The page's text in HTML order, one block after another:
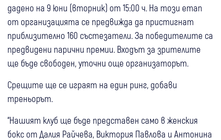
дадено на 9 юни (вторник) от 15:00 ч. На този етап
от организацията се предвижда да пристигнат
приблизително 160 състезатели. За победителите са
предвидени парични премии. Входът за зрителите
ще бъде свободен, уточни още организаторът.
Срещите ще се играят на един ринг, добави
треньорът.
“Нашият клуб ще бъде представен само в женския
бокс от Далия Райчева, Виктория Павлова и Антонина